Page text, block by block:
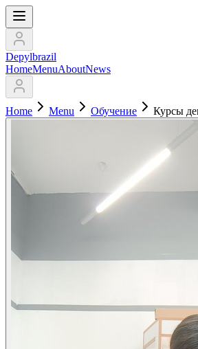
Depylbrazil
HomeMenuAboutNews
Home Menu Обучение Курсы